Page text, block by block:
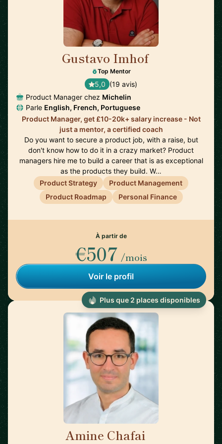
Gustavo Imhof
Top Mentor
5,0 (19 avis)
Product Manager chez Michelin
Parle English, French, Portuguese
Product Manager, get £10-20k+ salary increase - Not
just a mentor, a certified coach
Do you want to secure a product job, with a raise, but
don't know how to do it in a crazy market? Product
managers hire me to build a career that is as exceptional
as the products they build. W…
Product Strategy
Product Management
Product Roadmap
Personal Finance
À partir de
€507 /mois
Voir le profil
Amine Chafai
Plus que 2 places disponibles